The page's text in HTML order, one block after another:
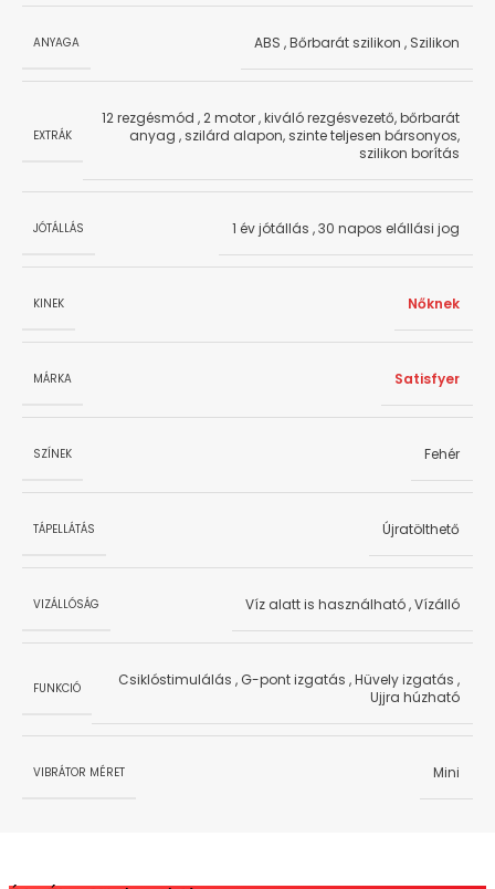
ANYAGA ABS ,Bőrbarát szilikon , Szilikon
EXTRÁK
12 rezgésmód ,2 motor,kiváló rezgésvezető, bőrbarát
anyag ,szilárd alapon, szinte teljesen bársonyos,
szilikon borítás
JÓTÁLLÁS 1 év jótállás ,30 napos elállási jog
KINEK Nőknek
MÁRKA Satisfyer
SZÍNEK Fehér
TÁPELLÁTÁS Újratölthető
VIZÁLLÓSÁG Víz alatt is használható,Vízálló
FUNKCIÓ Csiklóstimulálás , G-pont izgatás ,Hüvely izgatás ,
Ujjra húzható
VIBRÁTOR MÉRET Mini